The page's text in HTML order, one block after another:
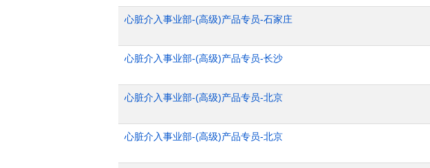
心脏介入事业部-(高级)产品专员-石家庄
心脏介入事业部-(高级)产品专员-长沙
心脏介入事业部-(高级)产品专员-北京
心脏介入事业部-(高级)产品专员-北京